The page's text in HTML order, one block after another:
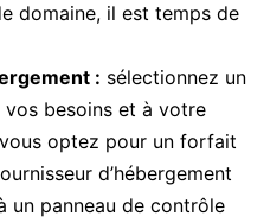
domaine, il est temps de
: sélectionnez un
besoins et à votre
optez pour un forfait
d’hébergement
un panneau de contrôle